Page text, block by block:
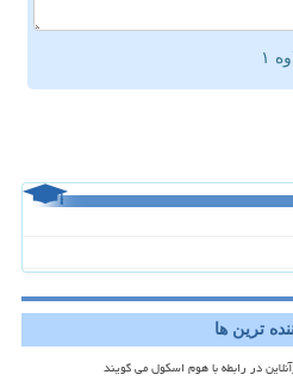
ترین ها
در رابطه با هوم اسکول می گویند